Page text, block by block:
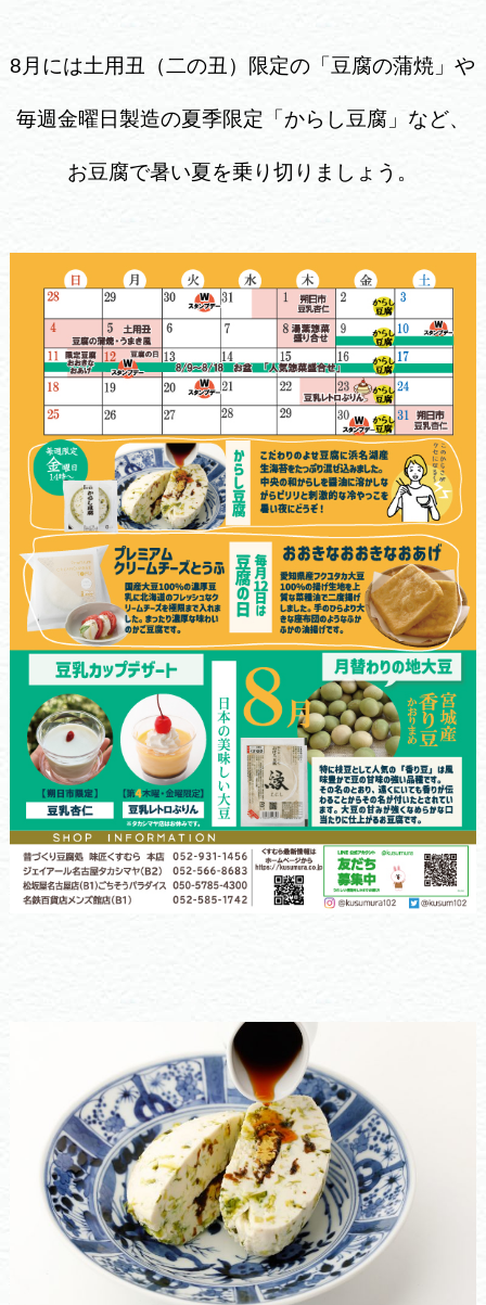
8月には土用丑（二の丑）限定の「豆腐の蒲焼」や
毎週金曜日製造の夏季限定「からし豆腐」など、
お豆腐で暑い夏を乗り切りましょう。